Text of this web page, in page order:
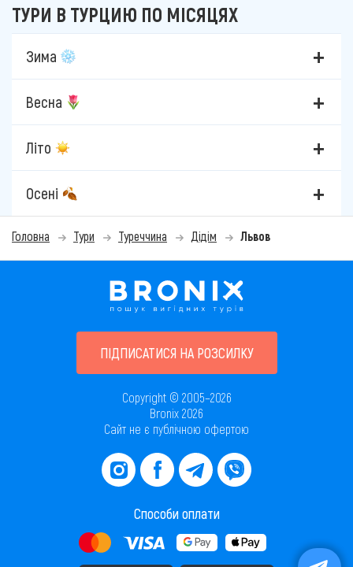
ТУРИ В ТУРЦИЮ ПО МІСЯЦЯХ
Зима
Весна
Літо
Осені
Головна Тури Туреччина Дідім Львов
ПІДПИСАТИСЯ НА РОЗСИЛКУ
Copyright © 2005–2026
Bronix 2026
Сайт не є публічною офертою
Способи оплати